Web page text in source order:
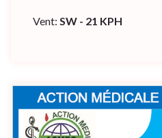
Vent: SW - 21 KPH